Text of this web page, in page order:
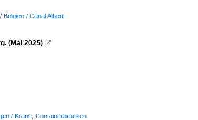
Belgien / Canal Albert
(Mai 2025) 
/ Kräne, Containerbrücken